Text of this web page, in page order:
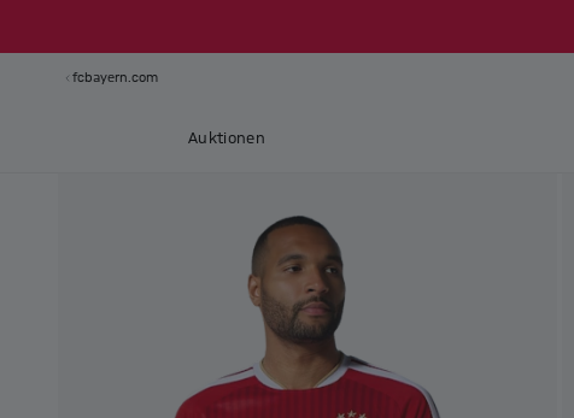
fcbayern.com
Auktionen